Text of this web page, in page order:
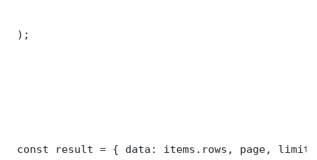
);
const result = { data: items.rows, page,